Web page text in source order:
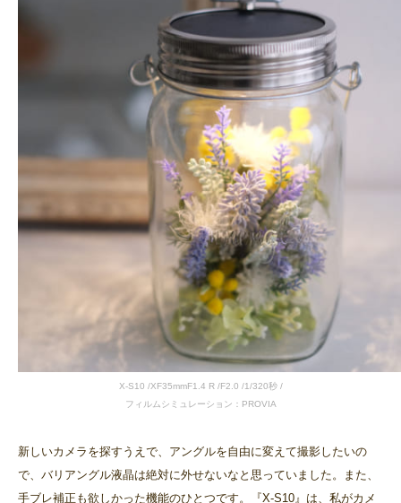
X-S10 /XF35mmF1.4 R /F2.0 /1/320秒 /
フィルムシミュレーション：PROVIA
新しいカメラを探すうえで、アングルを自由に変えて撮影したいの
で、バリアングル液晶は絶対に外せないなと思っていました。また、
手ブレ補正も欲しかった機能のひとつです。『X-S10』は、私がカメ